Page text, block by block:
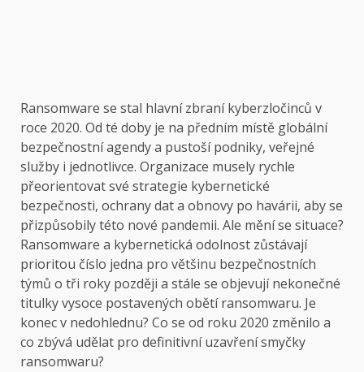
Ransomware se stal hlavní zbraní kyberzločinců v
roce 2020. Od té doby je na předním místě globální
bezpečnostní agendy a pustoší podniky, veřejné
služby i jednotlivce. Organizace musely rychle
přeorientovat své strategie kybernetické
bezpečnosti, ochrany dat a obnovy po havárii, aby se
přizpůsobily této nové pandemii. Ale mění se situace?
Ransomware a kybernetická odolnost zůstávají
prioritou číslo jedna pro většinu bezpečnostních
týmů o tři roky později a stále se objevují nekonečné
titulky vysoce postavených obětí ransomwaru. Je
konec v nedohlednu? Co se od roku 2020 změnilo a
co zbývá udělat pro definitivní uzavření smyčky
ransomwaru?